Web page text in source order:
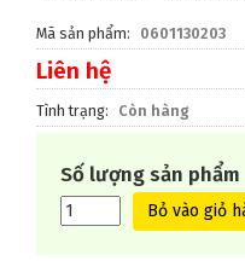
Mã sản phẩm 0601130203
Liên hệ
Tình trạng Còn hàng
Số lượng sản phẩm
Bỏ vào giỏ